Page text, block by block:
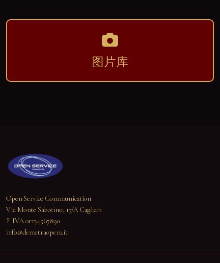
图片库
Open Service Communication
Via Monte Sabotino, 17/A Cagliari
P. IVA 01234567890
info@demetraopera.it